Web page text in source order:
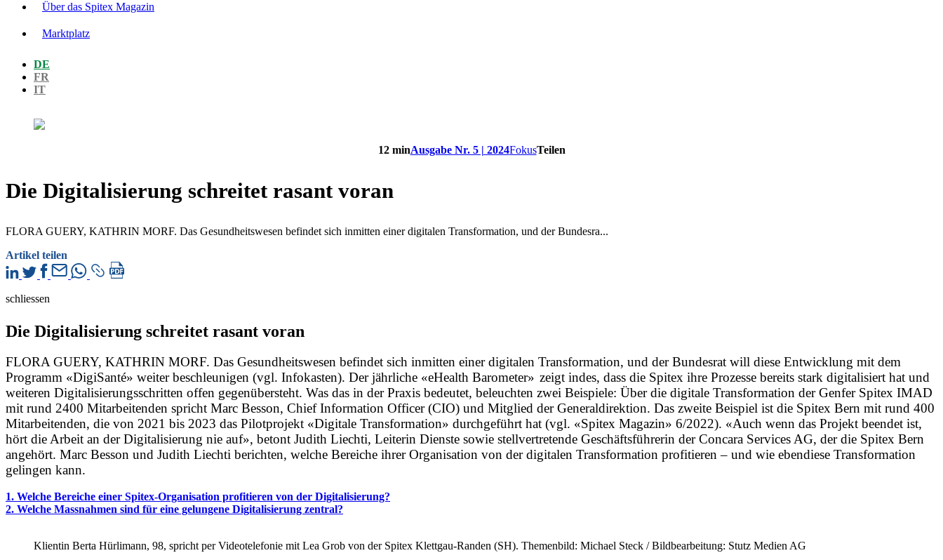
Über das Spitex Magazin
Marktplatz
DE
FR
IT
12 minAusgabe Nr. 5 | 2024FokusTeilen
Die Digitalisierung schreitet rasant voran
FLORA GUERY, KATHRIN MORF. Das Gesundheitswesen befindet sich inmitten einer digitalen Transformation, und der Bundesra...
Artikel teilen
schliessen
Die Digitalisierung schreitet rasant voran
FLORA GUERY, KATHRIN MORF. Das Gesundheitswesen befindet sich inmitten einer digitalen Transformation, und der Bundesrat will diese Entwicklung mit dem
Programm «DigiSanté» weiter beschleunigen (vgl. Infokasten). Der jährliche «eHealth Barometer» zeigt indes, dass die Spitex ihre Prozesse bereits stark digitalisiert hat und
weiteren Digitalisierungsschritten offen gegenübersteht. Was das in der Praxis ­bedeutet, beleuchten zwei Beispiele: Über die digitale Transformation der Genfer Spitex IMAD
mit rund 2400 Mitarbeitenden spricht Marc Besson, Chief Information Officer (CIO) und Mitglied der Generaldirektion. Das zweite Beispiel ist die Spitex Bern mit rund 400
Mitarbeitenden, die von 2021 bis 2023 das Pilotprojekt «Digitale Transformation» durchgeführt hat (vgl. «Spitex Magazin» 6/2022). «Auch wenn das Projekt beendet ist,
hört die Arbeit an der Digitalisierung nie auf», betont Judith Liechti, Leiterin Dienste sowie stellvertretende Geschäftsführerin der Concara Services AG, der die Spitex Bern
angehört. Marc Besson und Judith Liechti berichten, welche Bereiche ihrer Organisation von der digitalen Transformation profitieren – und wie ebendiese Transformation
gelingen kann.
1. ­Welche Bereiche einer Spitex-Organisation profitieren von der Digitalisierung?
2. Welche Massnahmen sind für eine gelungene Digitalisierung zentral?
Klientin Berta Hürlimann, 98, spricht per Videotelefonie mit Lea Grob von der Spitex Klettgau-Randen (SH). Themenbild: Michael Steck / Bildbearbeitung: Stutz Medien AG